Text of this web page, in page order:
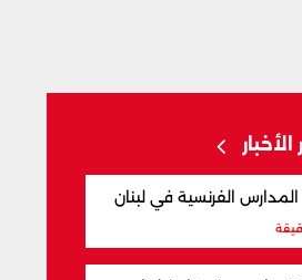
الأخبار
الفرنسية في لبنان